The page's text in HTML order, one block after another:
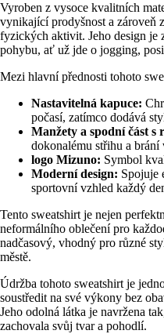
Vyroben z vysoce kvalitních
vynikající prodyšnost a zároveň
fyzických aktivit. Jeho design je
pohybu, ať už jde o jogging,
Mezi hlavní přednosti tohoto
Nastavitelná kapuce:
počasí, zatímco dodává
Manžety a spodní část s
dokonalému střihu a
logo Mizuno: Symbol
Moderní design: Spojuje
sportovní vzhled každý
Tento sweatshirt je nejen
neformálního oblečení pro
nadčasový, vhodný pro různé
městě.
Údržba tohoto sweatshirt je
soustředit na své výkony bez
Jeho odolná látka je navržena
zachovala svůj tvar a pohodlí.